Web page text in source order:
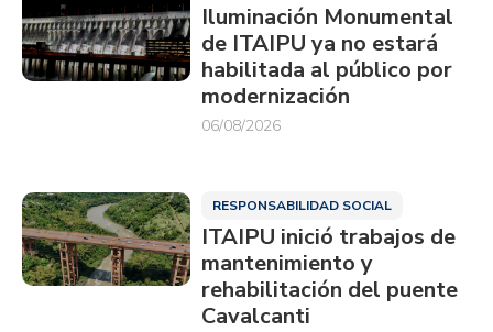
Iluminación Monumental
de ITAIPU ya no estará
habilitada al público por
modernización
06/08/2026
RESPONSABILIDAD SOCIAL
ITAIPU inició trabajos de
mantenimiento y
rehabilitación del puente
Cavalcanti